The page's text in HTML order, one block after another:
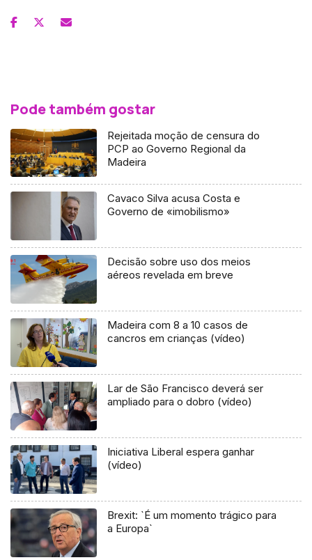
Pode também gostar
Rejeitada moção de censura do
PCP ao Governo Regional da
Madeira
Cavaco Silva acusa Costa e
Governo de «imobilismo»
Decisão sobre uso dos meios
aéreos revelada em breve
Madeira com 8 a 10 casos de
cancros em crianças (vídeo)
Lar de São Francisco deverá ser
ampliado para o dobro (vídeo)
Iniciativa Liberal espera ganhar
(vídeo)
Brexit: `É um momento trágico para
a Europa`